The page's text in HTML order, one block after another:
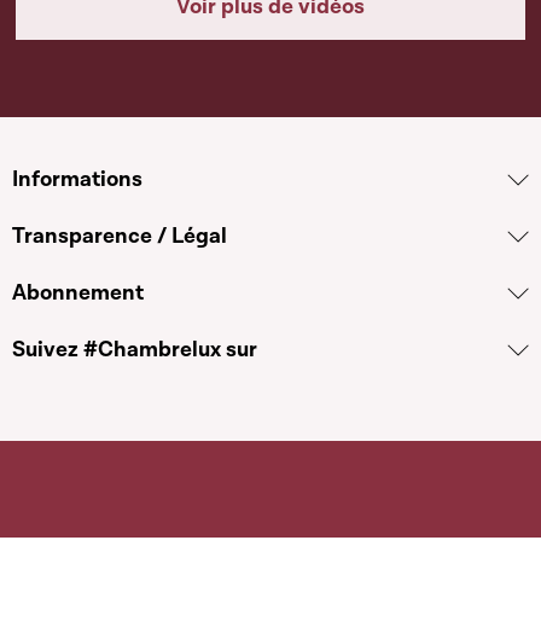
Voir plus de vidéos
Informations
Transparence / Légal
Abonnement
Suivez #Chambrelux sur